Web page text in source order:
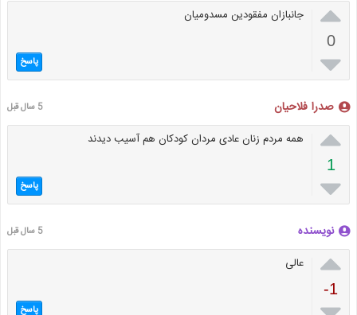

0

جانبازان مفقودین مسدومیان
پاسخ
صدرا فلاحیان 5 سال قبل

1

همه مردم زنان عادی مردان کودکان هم آسیب دیدند
پاسخ
نویسنده 5 سال قبل

-1
عالی
پاسخ